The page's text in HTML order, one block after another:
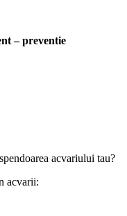
– preventie
acvariului tau?
acvarii: